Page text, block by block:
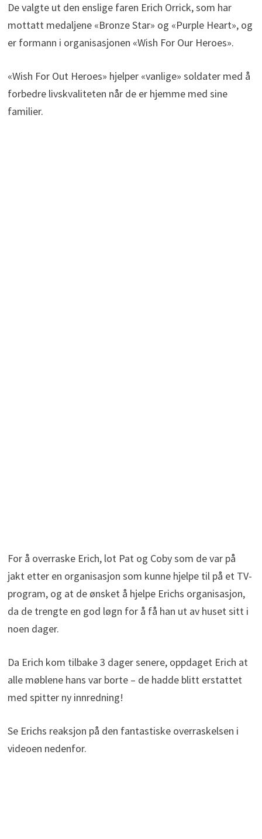
De valgte ut den enslige faren Erich Orrick, som har
mottatt medaljene «Bronze Star» og «Purple Heart», og
er formann i organisasjonen «Wish For Our Heroes».
«Wish For Out Heroes» hjelper «vanlige» soldater med å
forbedre livskvaliteten når de er hjemme med sine
familier.
For å overraske Erich, lot Pat og Coby som de var på
jakt etter en organisasjon som kunne hjelpe til på et TV-
program, og at de ønsket å hjelpe Erichs organisasjon,
da de trengte en god løgn for å få han ut av huset sitt i
noen dager.
Da Erich kom tilbake 3 dager senere, oppdaget Erich at
alle møblene hans var borte – de hadde blitt erstattet
med spitter ny innredning!
Se Erichs reaksjon på den fantastiske overraskelsen i
videoen nedenfor.